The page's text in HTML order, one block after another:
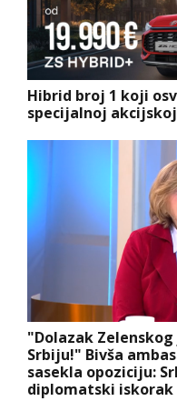
Hibrid broj 1 koji
specijalnoj akcijskoj
"Dolazak
Srbiju!" Bivša
sasekla opoziciju:
diplomatski iskorak